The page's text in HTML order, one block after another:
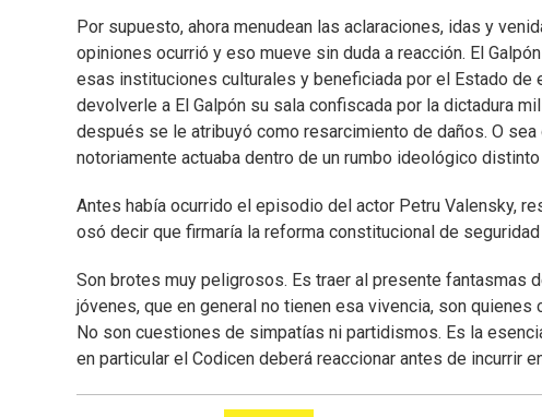
Por supuesto, ahora menudean las aclaraciones, idas y
opiniones ocurrió y eso mueve sin duda a reacción. El
esas instituciones culturales y beneficiada por el Estado
devolverle a El Galpón su sala confiscada por la dictadura
después se le atribuyó como resarcimiento de daños. O
notoriamente actuaba dentro de un rumbo ideológico
Antes había ocurrido el episodio del actor Petru Valensky,
osó decir que firmaría la reforma constitucional de
Son brotes muy peligrosos. Es traer al presente fantasmas
jóvenes, que en general no tienen esa vivencia, son
No son cuestiones de simpatías ni partidismos. Es la
en particular el Codicen deberá reaccionar antes de incurrir